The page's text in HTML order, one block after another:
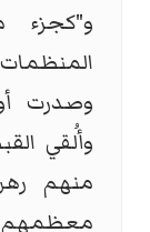
و"كجزء
منهم
معظمهم